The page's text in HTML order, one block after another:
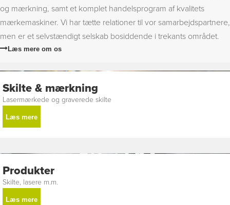
og mærkning, samt et komplet handelsprogram af kvalitets
mærkemaskiner. Vi har tætte relationer til vor samarbejdspartnere,
men er et selvstændigt selskab bosiddende i trekants området.
Læs mere om os
Skilte & mærkning
Lasermærkede og graverede skilte
Læs mere
Produkter
Skilte, lasere m.m.
Læs mere